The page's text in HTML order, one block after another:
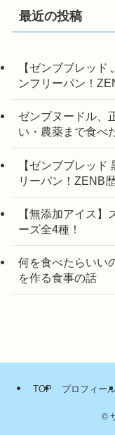
最近の投稿
【ゼンブブレッ
ンフリーパン！
ゼンブヌードル、
い・農薬まで食べ
【ゼンブブレッ
リーパン！ZENB
【無添加アイス
ーズ全4種！
何を食べたらいい
を作る食事の話
TOP プロフィー
©